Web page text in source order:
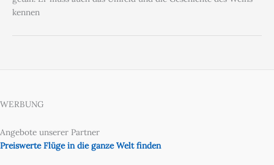
kennen
WERBUNG
Angebote unserer Partner
Preiswerte Flüge in die ganze Welt finden